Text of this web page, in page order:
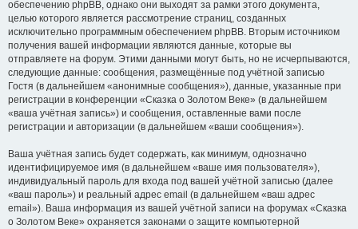
обеспечению phpBB, однако они выходят за рамки этого документа,
целью которого является рассмотрение страниц, созданных
исключительно программным обеспечением phpBB. Вторым источником
получения вашей информации являются данные, которые вы
отправляете на форум. Этими данными могут быть, но не исчерпываются,
следующие данные: сообщения, размещённые под учётной записью
Гостя (в дальнейшем «анонимные сообщения»), данные, указанные при
регистрации в конференции «Сказка о Золотом Веке» (в дальнейшем
«ваша учётная запись») и сообщения, оставленные вами после
регистрации и авторизации (в дальнейшем «ваши сообщения»).
Ваша учётная запись будет содержать, как минимум, однозначно
идентифицируемое имя (в дальнейшем «ваше имя пользователя»),
индивидуальный пароль для входа под вашей учётной записью (далее
«ваш пароль») и реальный адрес email (в дальнейшем «ваш адрес
email»). Ваша информация из вашей учётной записи на форумах «Сказка
о Золотом Веке» охраняется законами о защите компьютерной